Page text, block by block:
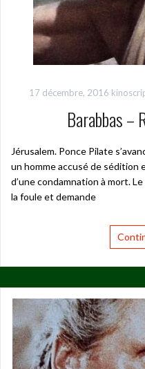
17 décembre, 2016
Barabbas –
Jérusalem. Ponce Pilate
un homme accusé de sédition
d’une condamnation à mort.
la foule et demande